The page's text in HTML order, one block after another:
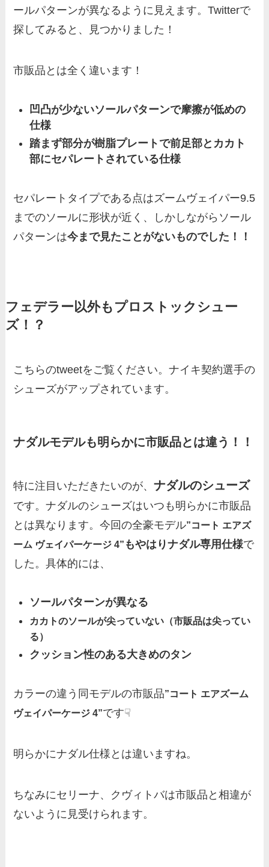
ールパターンが異なるように見えます。Twitterで
探してみると、見つかりました！
市販品とは全く違います！
凹凸が少ないソールパターンで摩擦が低めの
仕様
踏まず部分が樹脂プレートで前足部とカカト
部にセパレートされている仕様
セパレートタイプである点はズームヴェイパー9.5
までのソールに形状が近く、しかしながらソール
パターンは今まで見たことがないものでした！！
フェデラー以外もプロストックシュー
ズ！？
こちらのtweetをご覧ください。ナイキ契約選手の
シューズがアップされています。
ナダルモデルも明らかに市販品とは違う！！
特に注目いただきたいのが、ナダルのシューズ
です。ナダルのシューズはいつも明らかに市販品
とは異なります。今回の全豪モデル”コート エアズ
ーム ヴェイパーケージ 4” もやはりナダル専用仕様で
した。具体的には、
ソールパターンが異なる
カカトのソールが尖っていない（市販品は尖ってい
る）
クッション性のある大きめのタン
カラーの違う同モデルの市販品”コート エアズーム
ヴェイパーケージ 4”です☟
明らかにナダル仕様とは違いますね。
ちなみにセリーナ、クヴィトバは市販品と相違が
ないように見受けられます。